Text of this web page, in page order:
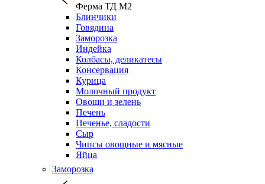
Ферма ТД М2
Блинчики
Говядина
Заморозка
Индейка
Колбасы, деликатесы
Консервация
Курица
Молочный продукт
Овощи и зелень
Печень
Печенье, сладости
Сыр
Чипсы овощные и мясные
Яйца
Заморозка